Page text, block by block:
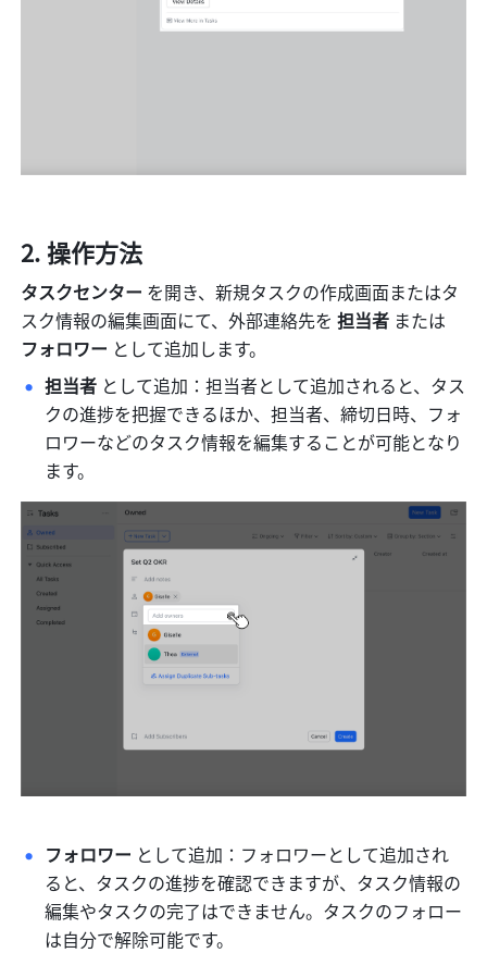
操作方法
タスクセンター を開き、新規タスクの作成画面またはタ
スク情報の編集画面にて、外部連絡先を 担当者 または
フォロワー として追加します。
担当者 として追加：担当者として追加されると、タス
クの進捗を把握できるほか、担当者、締切日時、フォ
ロワーなどのタスク情報を編集することが可能となり
ます。
フォロワー として追加：フォロワーとして追加され
ると、タスクの進捗を確認できますが、タスク情報の
編集やタスクの完了はできません。タスクのフォロー
は自分で解除可能です。